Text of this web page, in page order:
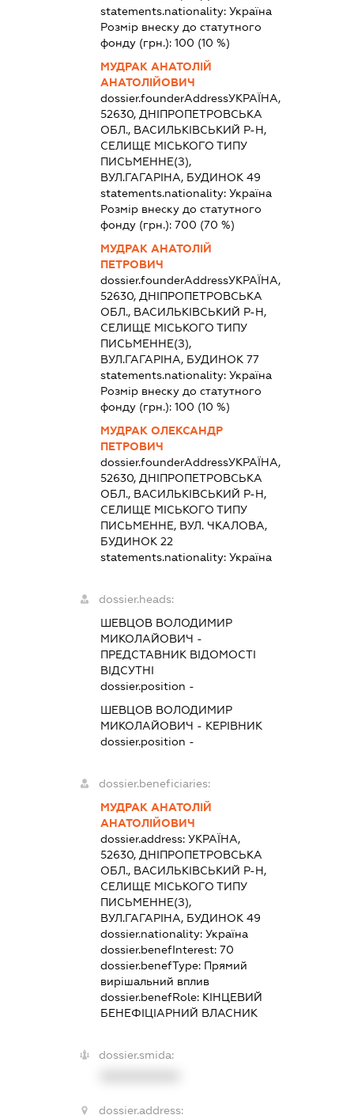
statements.nationality:Україна
Розмір внеску до статутного
фонду (грн.):100 (10 %)
МУДРАК АНАТОЛІЙ
АНАТОЛІЙОВИЧ
dossier.founderAddressУКРАЇНА,
52630, ДНІПРОПЕТРОВСЬКА
ОБЛ., ВАСИЛЬКІВСЬКИЙ Р-Н,
СЕЛИЩЕ МІСЬКОГО ТИПУ
ПИСЬМЕННЕ(З),
ВУЛ.ГАГАРІНА, БУДИНОК 49
statements.nationality:Україна
Розмір внеску до статутного
фонду (грн.):700 (70 %)
МУДРАК АНАТОЛІЙ
ПЕТРОВИЧ
dossier.founderAddressУКРАЇНА,
52630, ДНІПРОПЕТРОВСЬКА
ОБЛ., ВАСИЛЬКІВСЬКИЙ Р-Н,
СЕЛИЩЕ МІСЬКОГО ТИПУ
ПИСЬМЕННЕ(З),
ВУЛ.ГАГАРІНА, БУДИНОК 77
statements.nationality:Україна
Розмір внеску до статутного
фонду (грн.):100 (10 %)
МУДРАК ОЛЕКСАНДР
ПЕТРОВИЧ
dossier.founderAddressУКРАЇНА,
52630, ДНІПРОПЕТРОВСЬКА
ОБЛ., ВАСИЛЬКІВСЬКИЙ Р-Н,
СЕЛИЩЕ МІСЬКОГО ТИПУ
ПИСЬМЕННЕ, ВУЛ. ЧКАЛОВА,
БУДИНОК 22
statements.nationality:Україна
dossier.heads:
ШЕВЦОВ ВОЛОДИМИР
МИКОЛАЙОВИЧ -
ПРЕДСТАВНИК ВІДОМОСТІ
ВІДСУТНІ
dossier.position -
ШЕВЦОВ ВОЛОДИМИР
МИКОЛАЙОВИЧ - КЕРІВНИК
dossier.position -
dossier.beneficiaries:
МУДРАК АНАТОЛІЙ
АНАТОЛІЙОВИЧ
dossier.address:УКРАЇНА,
52630, ДНІПРОПЕТРОВСЬКА
ОБЛ., ВАСИЛЬКІВСЬКИЙ Р-Н,
СЕЛИЩЕ МІСЬКОГО ТИПУ
ПИСЬМЕННЕ(З),
ВУЛ.ГАГАРІНА, БУДИНОК 49
dossier.nationality:Україна
dossier.benefInterest:70
dossier.benefType: Прямий
вирішальний вплив
dossier.benefRole: КІНЦЕВИЙ
БЕНЕФІЦІАРНИЙ ВЛАСНИК
dossier.smida:
dossier.address: